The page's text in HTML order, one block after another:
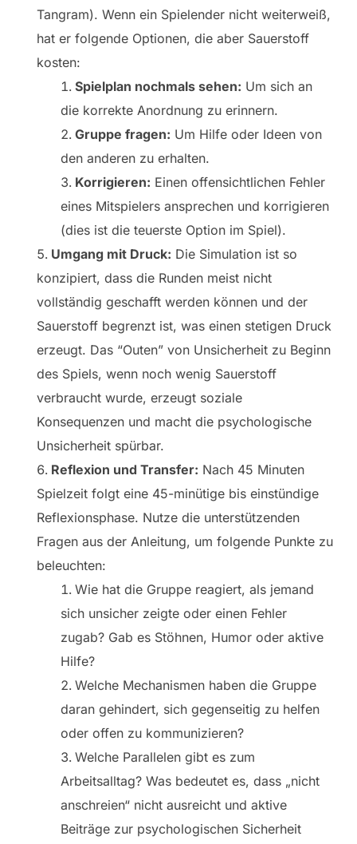
Tangram). Wenn ein Spielender nicht weiterweiß,
hat er folgende Optionen, die aber Sauerstoff
kosten:
Spielplan nochmals sehen: Um sich an
die korrekte Anordnung zu erinnern.
Gruppe fragen: Um Hilfe oder Ideen von
den anderen zu erhalten.
Korrigieren: Einen offensichtlichen Fehler
eines Mitspielers ansprechen und korrigieren
(dies ist die teuerste Option im Spiel).
Umgang mit Druck: Die Simulation ist so
konzipiert, dass die Runden meist nicht
vollständig geschafft werden können und der
Sauerstoff begrenzt ist, was einen stetigen Druck
erzeugt. Das “Outen” von Unsicherheit zu Beginn
des Spiels, wenn noch wenig Sauerstoff
verbraucht wurde, erzeugt soziale
Konsequenzen und macht die psychologische
Unsicherheit spürbar.
Reflexion und Transfer: Nach 45 Minuten
Spielzeit folgt eine 45-minütige bis einstündige
Reflexionsphase. Nutze die unterstützenden
Fragen aus der Anleitung, um folgende Punkte zu
beleuchten:
Wie hat die Gruppe reagiert, als jemand
sich unsicher zeigte oder einen Fehler
zugab? Gab es Stöhnen, Humor oder aktive
Hilfe?
Welche Mechanismen haben die Gruppe
daran gehindert, sich gegenseitig zu helfen
oder offen zu kommunizieren?
Welche Parallelen gibt es zum
Arbeitsalltag? Was bedeutet es, dass „nicht
anschreien“ nicht ausreicht und aktive
Beiträge zur psychologischen Sicherheit